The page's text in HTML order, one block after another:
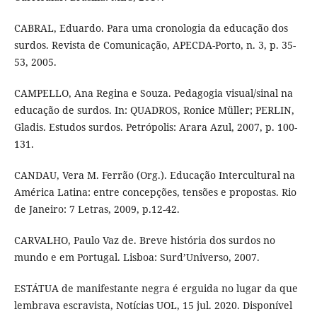
CABRAL, Eduardo. Para uma cronologia da educação dos
surdos. Revista de Comunicação, APECDA-Porto, n. 3, p. 35-
53, 2005.
CAMPELLO, Ana Regina e Souza. Pedagogia visual/sinal na
educação de surdos. In: QUADROS, Ronice Müller; PERLIN,
Gladis. Estudos surdos. Petrópolis: Arara Azul, 2007, p. 100-
131.
CANDAU, Vera M. Ferrão (Org.). Educação Intercultural na
América Latina: entre concepções, tensões e propostas. Rio
de Janeiro: 7 Letras, 2009, p.12-42.
CARVALHO, Paulo Vaz de. Breve história dos surdos no
mundo e em Portugal. Lisboa: Surd’Universo, 2007.
ESTÁTUA de manifestante negra é erguida no lugar da que
lembrava escravista, Notícias UOL, 15 jul. 2020. Disponível